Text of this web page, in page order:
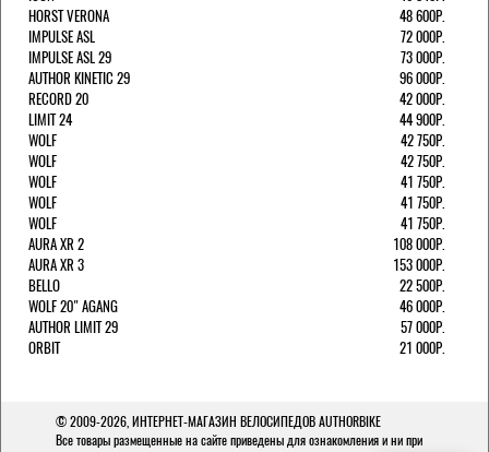
HORST VERONA
48 600Р.
IMPULSE ASL
72 000Р.
IMPULSE ASL 29
73 000Р.
AUTHOR KINETIC 29
96 000Р.
RECORD 20
42 000Р.
LIMIT 24
44 900Р.
WOLF
42 750Р.
WOLF
42 750Р.
WOLF
41 750Р.
WOLF
41 750Р.
WOLF
41 750Р.
AURA XR 2
108 000Р.
AURA XR 3
153 000Р.
BELLO
22 500Р.
WOLF 20" AGANG
46 000Р.
AUTHOR LIMIT 29
57 000Р.
ORBIT
21 000Р.
© 2009-2026, ИНТЕРНЕТ-МАГАЗИН ВЕЛОСИПЕДОВ AUTHORBIKE
Все товары размещенные на сайте приведены для ознакомления и ни при